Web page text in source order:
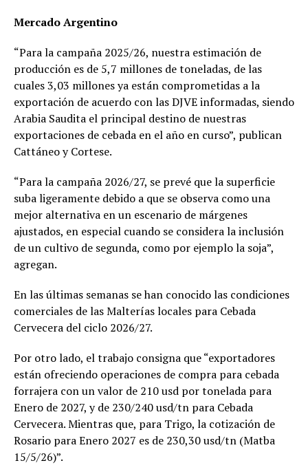
Mercado Argentino
“Para la campaña 2025/26, nuestra estimación de
producción es de 5,7 millones de toneladas, de las
cuales 3,03 millones ya están comprometidas a la
exportación de acuerdo con las DJVE informadas, siendo
Arabia Saudita el principal destino de nuestras
exportaciones de cebada en el año en curso”, publican
Cattáneo y Cortese.
“Para la campaña 2026/27, se prevé que la superficie
suba ligeramente debido a que se observa como una
mejor alternativa en un escenario de márgenes
ajustados, en especial cuando se considera la inclusión
de un cultivo de segunda, como por ejemplo la soja”,
agregan.
En las últimas semanas se han conocido las condiciones
comerciales de las Malterías locales para Cebada
Cervecera del ciclo 2026/27.
Por otro lado, el trabajo consigna que “exportadores
están ofreciendo operaciones de compra para cebada
forrajera con un valor de 210 usd por tonelada para
Enero de 2027, y de 230/240 usd/tn para Cebada
Cervecera. Mientras que, para Trigo, la cotización de
Rosario para Enero 2027 es de 230,30 usd/tn (Matba
15/5/26)”.